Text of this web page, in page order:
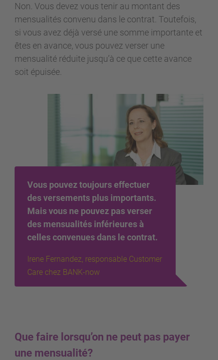
Non. Vous devez vous tenir au montant des
mensualités convenu dans le contrat. Toutefois,
si vous avez déjà versé une somme importante et
êtes en avance, vous pouvez verser une
mensualité réduite jusqu’à ce que cette avance
soit épuisée.
Vous pouvez toujours effectuer
des versements plus importants.
Mais vous ne pouvez pas verser
des mensualités inférieures à
celles convenues dans le contrat.
Irene Fernandez, responsable Customer
Care chez BANK-now
Que faire lorsqu’on ne peut pas payer
une mensualité?